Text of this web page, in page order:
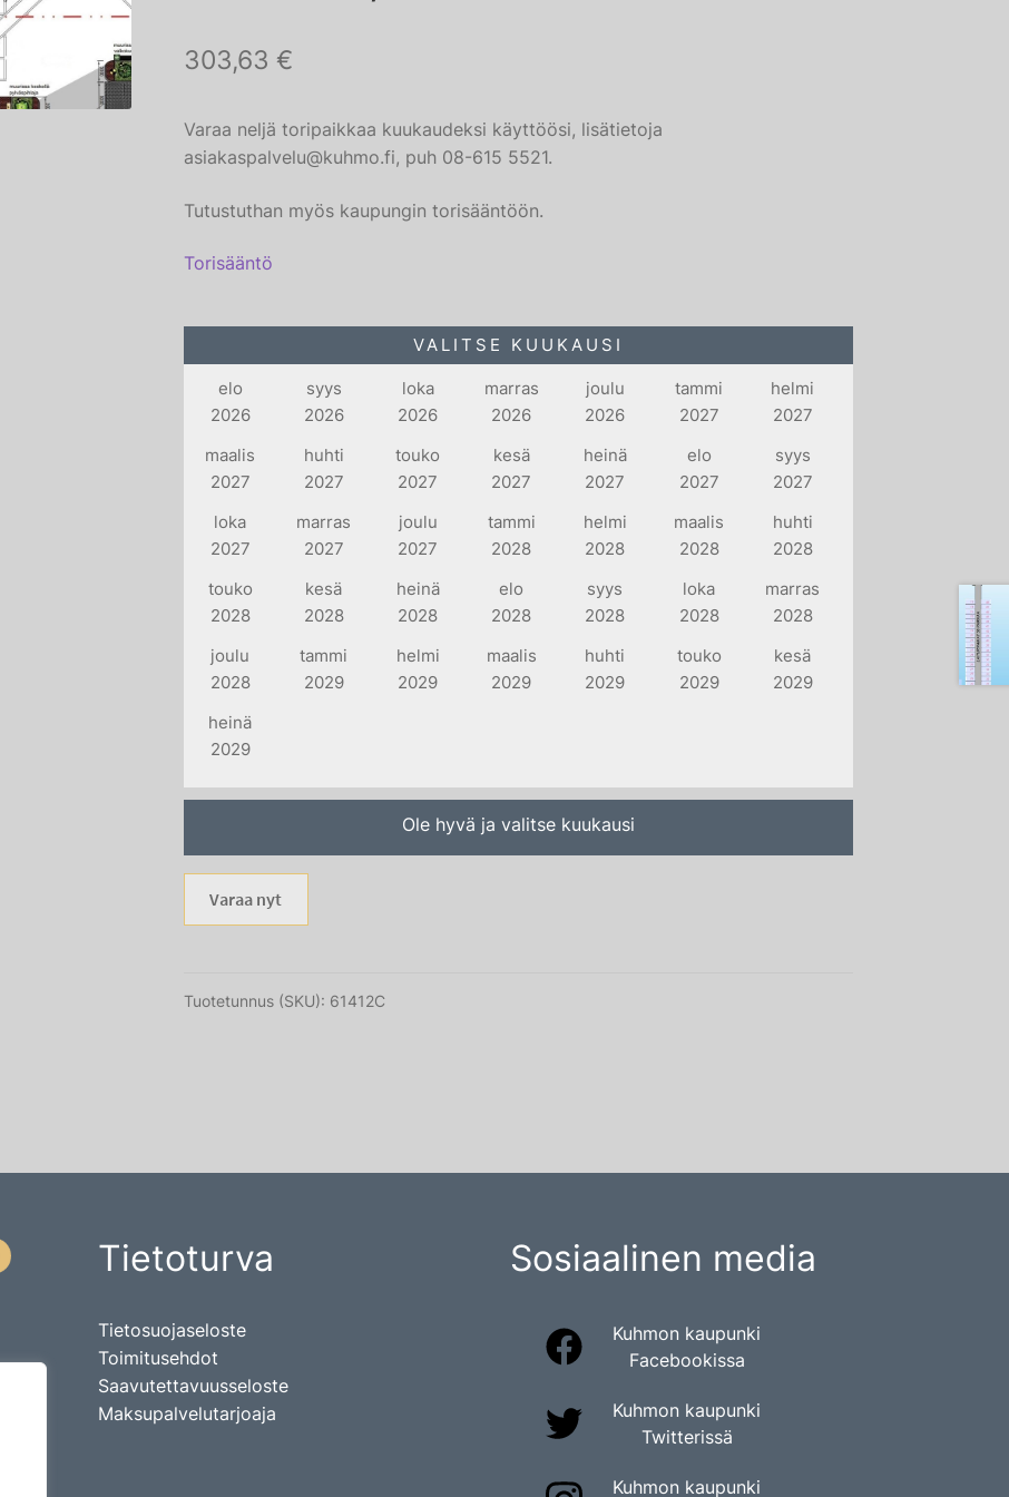
303,63 €
Varaa neljä toripaikkaa kuukaudeksi käyttöösi, lisätietoja
asiakaspalvelu@kuhmo.fi, puh 08-615 5521.
Tutustuthan myös kaupungin torisääntöön.
Torisääntö
VALITSE KUUKAUSI
elo
2026
syys
2026
loka
2026
marras
2026
joulu
2026
tammi
2027
helmi
2027
maalis
2027
huhti
2027
touko
2027
kesä
2027
heinä
2027
elo
2027
syys
2027
loka
2027
marras
2027
joulu
2027
tammi
2028
helmi
2028
maalis
2028
huhti
2028
touko
2028
kesä
2028
heinä
2028
elo
2028
syys
2028
loka
2028
marras
2028
joulu
2028
tammi
2029
helmi
2029
maalis
2029
huhti
2029
touko
2029
kesä
2029
heinä
2029
Ole hyvä ja valitse kuukausi
Varaa nyt
Tuotetunnus (SKU): 61412C
Tietoturva
Tietosuojaseloste
Toimitusehdot
Saavutettavuusseloste
Maksupalvelutarjoaja
Sosiaalinen media
Kuhmon kaupunki
Facebookissa
Kuhmon kaupunki
Twitterissä
Kuhmon kaupunki